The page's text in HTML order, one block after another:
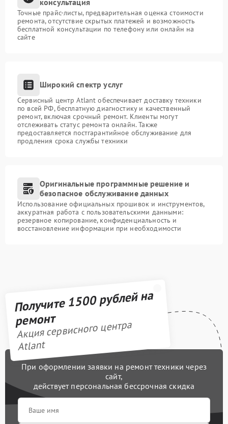
Точные прайс-листы, предварительная оценка стоимости
ремонта, отсутствие скрытых платежей и возможность
бесплатной консультации по телефону или онлайн на
сайте
Широкий спектр услуг
Сервисный центр Atlant обеспечивает доставку техники
по всей РФ, бесплатную диагностику и качественный
ремонт, включая срочный ремонт. Клиенты могут
отслеживать статус ремонта онлайн. Также
предоставляется постгарантийное обслуживание для
продления срока службы техники
Оригинальные программные решение и
безопасное обслуживание данных
Использование официальных прошивок и инструментов,
аккуратная работа с пользовательскими данными:
резервное копирование, конфиденциальность и
восстановление информации при необходимости
Получите 1500 рублей на
ремонт
Акция сервисного центра
Atlant
При оформлении заявки на ремонт техники через
сайт,
действует персональная бессрочная скидка